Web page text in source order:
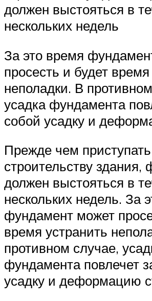
должен выстояться в
нескольких недель
За это время
просесть и будет
неполадки. В
усадка фундамента
собой усадку и
Прежде чем
строительству здания,
должен выстояться в
нескольких недель. За
фундамент может
время устранить
противном случае,
фундамента повлечет
усадку и деформацию